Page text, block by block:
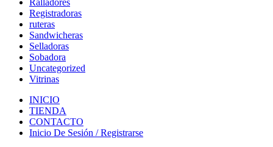
Ralladores
Registradoras
ruteras
Sandwicheras
Selladoras
Sobadora
Uncategorized
Vitrinas
INICIO
TIENDA
CONTACTO
Inicio De Sesión / Registrarse